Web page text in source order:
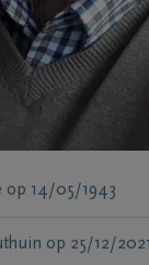
op 14/05/1943
op 25/12/2021